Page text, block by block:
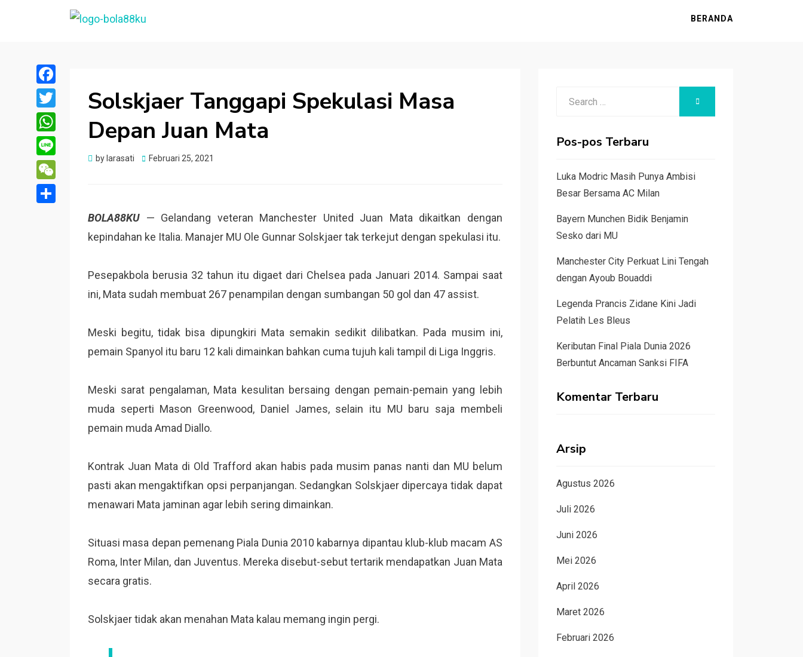
BERANDA
Solskjaer Tanggapi Spekulasi Masa
Depan Juan Mata
by larasati
Posted
Februari 25, 2021
BOLA88KU — Gelandang veteran Manchester United Juan Mata dikaitkan dengan
kepindahan ke Italia. Manajer MU Ole Gunnar Solskjaer tak terkejut dengan spekulasi itu.
Pesepakbola berusia 32 tahun itu digaet dari Chelsea pada Januari 2014. Sampai saat
ini, Mata sudah membuat 267 penampilan dengan sumbangan 50 gol dan 47 assist.
Meski begitu, tidak bisa dipungkiri Mata semakin sedikit dilibatkan. Pada musim ini,
pemain Spanyol itu baru 12 kali dimainkan bahkan cuma tujuh kali tampil di Liga Inggris.
Meski sarat pengalaman, Mata kesulitan bersaing dengan pemain-pemain yang lebih
muda seperti Mason Greenwood, Daniel James, selain itu MU baru saja membeli
pemain muda Amad Diallo.
Kontrak Juan Mata di Old Trafford akan habis pada musim panas nanti dan MU belum
pasti akan mengaktifkan opsi perpanjangan. Sedangkan Solskjaer dipercaya tidak dapat
menawari Mata jaminan agar lebih sering dimainkan.
Situasi masa depan pemenang Piala Dunia 2010 kabarnya dipantau klub-klub macam AS
Roma, Inter Milan, dan Juventus. Mereka disebut-sebut tertarik mendapatkan Juan Mata
secara gratis.
Solskjaer tidak akan menahan Mata kalau memang ingin pergi.
Facebook
Twitter
WhatsApp
Line
WeChat
SEARCH
Pos-pos Terbaru
Luka Modric Masih Punya Ambisi
Besar Bersama AC Milan
Bayern Munchen Bidik Benjamin
Sesko dari MU
Manchester City Perkuat Lini Tengah
dengan Ayoub Bouaddi
Legenda Prancis Zidane Kini Jadi
Pelatih Les Bleus
Keributan Final Piala Dunia 2026
Berbuntut Ancaman Sanksi FIFA
Komentar Terbaru
Arsip
Agustus 2026
Juli 2026
Juni 2026
Mei 2026
April 2026
Maret 2026
Februari 2026